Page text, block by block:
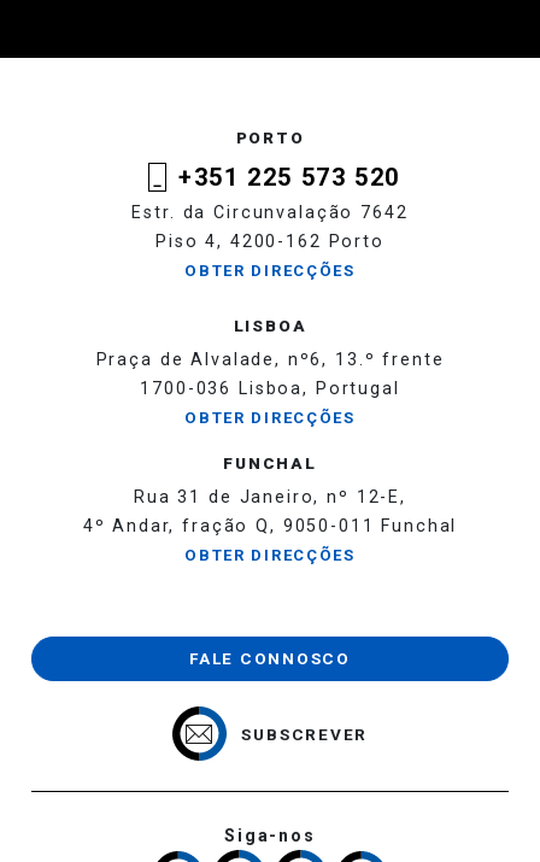
PORTO
+351 225 573 520
Estr. da Circunvalação 7642
Piso 4, 4200-162 Porto
OBTER DIRECÇÕES
LISBOA
Praça de Alvalade, nº6, 13.º frente
1700-036 Lisboa, Portugal
OBTER DIRECÇÕES
FUNCHAL
Rua 31 de Janeiro, nº 12-E,
4º Andar, fração Q, 9050-011 Funchal
OBTER DIRECÇÕES
FALE CONNOSCO
SUBSCREVER
Siga-nos